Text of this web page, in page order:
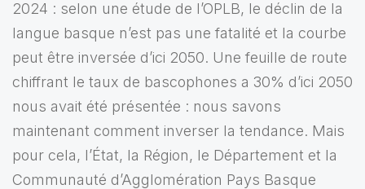
2024 : selon une étude de l’OPLB, le déclin de la
langue basque n’est pas une fatalité et la courbe
peut être inversée d’ici 2050. Une feuille de route
chiffrant le taux de bascophones a 30% d’ici 2050
nous avait été présentée : nous savons
maintenant comment inverser la tendance. Mais
pour cela, l’État, la Région, le Département et la
Communauté d’Agglomération Pays Basque